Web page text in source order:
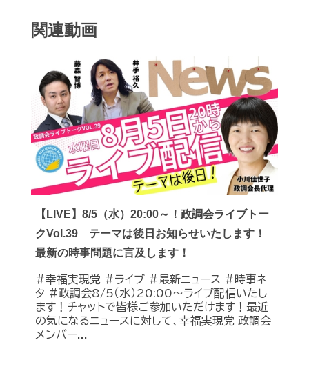
関連動画
【LIVE】8/5（水）20:00～！政調会ライブトー
クVol.39 テーマは後日お知らせいたします！
最新の時事問題に言及します！
#幸福実現党 #ライブ #最新ニュース #時事ネ
タ #政調会8/5（水）20:00～ライブ配信いたし
ます！チャットで皆様ご参加いただけます！最近
の気になるニュースに対して、幸福実現党 政調会
メンバー...